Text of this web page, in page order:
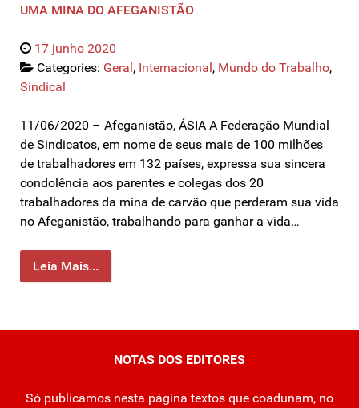
UMA MINA DO AFEGANISTÃO
17 junho 2020
Categories: Geral, Internacional, Mundo do Trabalho,
Sindical
11/06/2020 – Afeganistão, ÁSIA A Federação Mundial
de Sindicatos, em nome de seus mais de 100 milhões
de trabalhadores em 132 países, expressa sua sincera
condolência aos parentes e colegas dos 20
trabalhadores da mina de carvão que perderam sua vida
no Afeganistão, trabalhando para ganhar a vida…
Leia Mais...
NOTAS DOS EDITORES
Só publicamos nesta página textos que coadunam, no